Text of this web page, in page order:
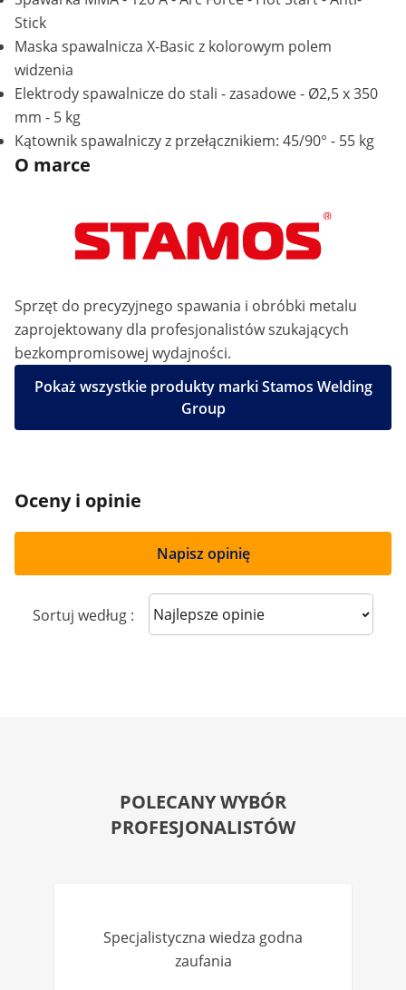
Stick
Maska spawalnicza X-Basic z kolorowym polem
widzenia
Elektrody spawalnicze do stali - zasadowe - Ø2,5 x 350
mm - 5 kg
Kątownik spawalniczy z przełącznikiem: 45/90° - 55 kg
O marce
Sprzęt do precyzyjnego spawania i obróbki metalu
zaprojektowany dla profesjonalistów szukających
bezkompromisowej wydajności.
Pokaż wszystkie produkty marki Stamos Welding
Group
Oceny i opinie
Napisz opinię
Sortuj według : Sort reviews
POLECANY WYBÓR
PROFESJONALISTÓW
Specjalistyczna wiedza godna
zaufania